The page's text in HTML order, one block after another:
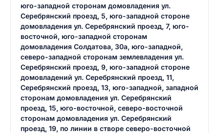
юго-западной сторонам домовладения ул.
Серебрянский проезд, 5, юго-западной стороне
домовладения ул. Серебрянский проезд, 7, юго-
восточной, юго-западной сторонам
домовладения Солдатова, 30а, юго-западной,
северо-западной сторонам землевладения ул.
Серебрянский проезд, 9, юго-западной стороне
домовладений ул. Серебрянский проезд, 11,
Серебрянский проезд, 13, юго-западной, западной
сторонам домовладения ул. Серебрянский
проезд, 15, юго-восточной, северо-восточной
сторонам домовладения ул. Серебрянский
проезд, 19, по линии в створе северо-восточной